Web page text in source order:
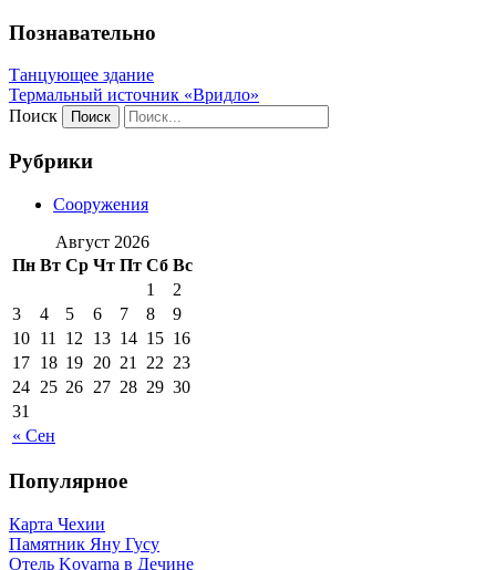
Познавательно
Танцующее здание
Термальный источник «Вридло»
Поиск
Рубрики
Сооружения
Август 2026
Пн Вт Ср Чт Пт Сб Вс
« Сен
1
2
3
4 5 6 7 8
9
10 11 12 13 14 15 16
17 18 19 20 21 22 23
24 25 26 27 28 29 30
31
Популярное
Карта Чехии
Памятник Яну Гусу
Отель Kovarna в Дечине